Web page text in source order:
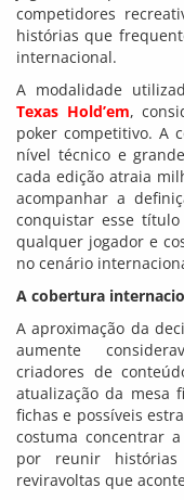
competidores
histórias que
internacional.
A modalidade
Texas Hold’em,
poker competitivo. A
nível técnico e
cada edição atraia
acompanhar a
conquistar esse
qualquer jogador e
no cenário
A cobertura
A aproximação da
aumente
criadores de
atualização da mesa
fichas e possíveis
costuma concentrar
por reunir
reviravoltas que